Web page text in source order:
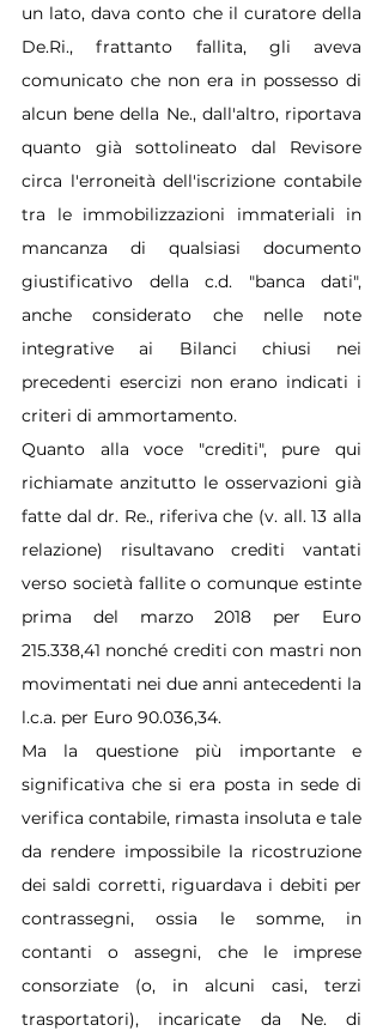
un lato, dava conto che il curatore della
De.Ri., frattanto fallita, gli aveva
comunicato che non era in possesso di
alcun bene della Ne., dall'altro, riportava
quanto già sottolineato dal Revisore
circa l'erroneità dell'iscrizione contabile
tra le immobilizzazioni immateriali in
mancanza di qualsiasi documento
giustificativo della c.d. "banca dati",
anche considerato che nelle note
integrative ai Bilanci chiusi nei
precedenti esercizi non erano indicati i
criteri di ammortamento.
Quanto alla voce "crediti", pure qui
richiamate anzitutto le osservazioni già
fatte dal dr. Re., riferiva che (v. all. 13 alla
relazione) risultavano crediti vantati
verso società fallite o comunque estinte
prima del marzo 2018 per Euro
215.338,41 nonché crediti con mastri non
movimentati nei due anni antecedenti la
l.c.a. per Euro 90.036,34.
Ma la questione più importante e
significativa che si era posta in sede di
verifica contabile, rimasta insoluta e tale
da rendere impossibile la ricostruzione
dei saldi corretti, riguardava i debiti per
contrassegni, ossia le somme, in
contanti o assegni, che le imprese
consorziate (o, in alcuni casi, terzi
trasportatori), incaricate da Ne. di